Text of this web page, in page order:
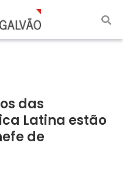
das
Latina estão
de